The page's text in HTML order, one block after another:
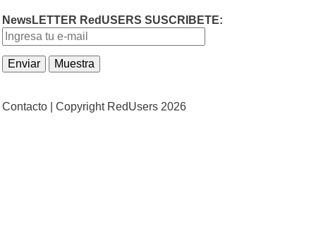
NewsLETTER RedUSERS SUSCRIBETE:
Contacto | Copyright RedUsers 2026